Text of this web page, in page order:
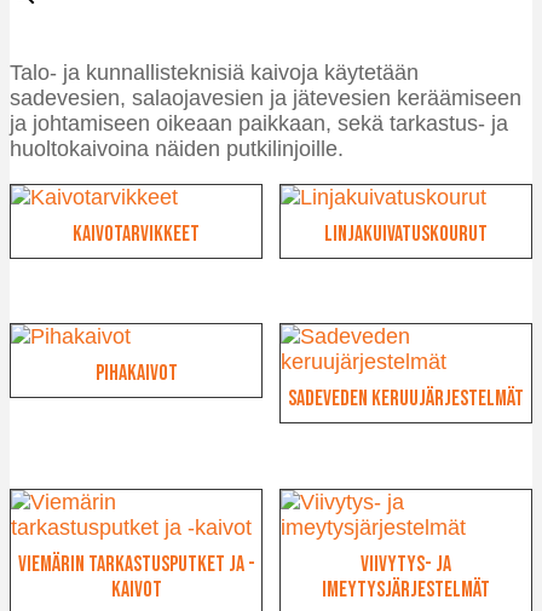
Talo- ja kunnallisteknisiä kaivoja käytetään
sadevesien, salaojavesien ja jätevesien keräämiseen
ja johtamiseen oikeaan paikkaan, sekä tarkastus- ja
huoltokaivoina näiden putkilinjoille.
Kaivotarvikkeet Linjakuivatuskourut
Pihakaivot
Sadeveden keruujärjestelmät
Viemärin tarkastusputket ja -
kaivot
Viivytys- ja
imeytysjärjestelmät